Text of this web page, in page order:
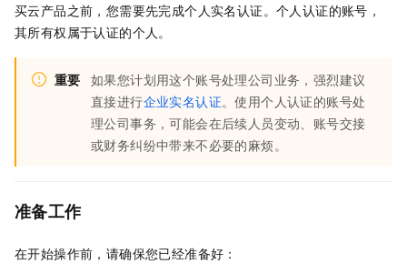
买云产品之前，您需要先完成个人实名认证。 个人认证的账号，
其所有权属于认证的个人。
重要 如果您计划用这个账号处理公司业务，强烈建议
直接进行企业实名认证。使用个人认证的账号处
理公司事务，可能会在后续人员变动、账号交接
或财务纠纷中带来不必要的麻烦。
准备工作
在开始操作前，请确保您已经准备好：